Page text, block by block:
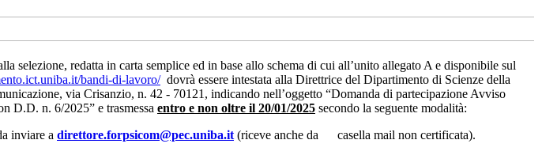
selezione, redatta in carta semplice ed in base allo schema di cui all’unito allegato A e disponibile sul
bandi-di-lavoro/dovrà essere intestata alla Direttrice del Dipartimento di Scienze della
via Crisanzio, n. 42 - 70121, indicando nell’oggetto “Domanda di partecipazione Avviso
D.D. n. 6/2025” e trasmessa entro e non oltre il 20/01/2025 secondo la seguente modalità:
inviare a direttore.forpsicom@pec.uniba.it (riceve anche da casella mail non certificata).